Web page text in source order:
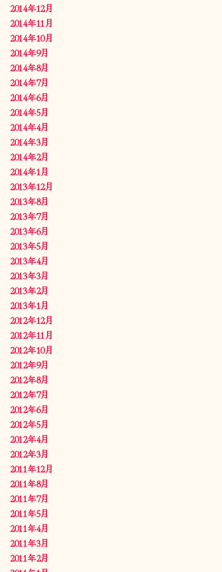
2014年12月
2014年11月
2014年10月
2014年9月
2014年8月
2014年7月
2014年6月
2014年5月
2014年4月
2014年3月
2014年2月
2014年1月
2013年12月
2013年8月
2013年7月
2013年6月
2013年5月
2013年4月
2013年3月
2013年2月
2013年1月
2012年12月
2012年11月
2012年10月
2012年9月
2012年8月
2012年7月
2012年6月
2012年5月
2012年4月
2012年3月
2011年12月
2011年8月
2011年7月
2011年5月
2011年4月
2011年3月
2011年2月